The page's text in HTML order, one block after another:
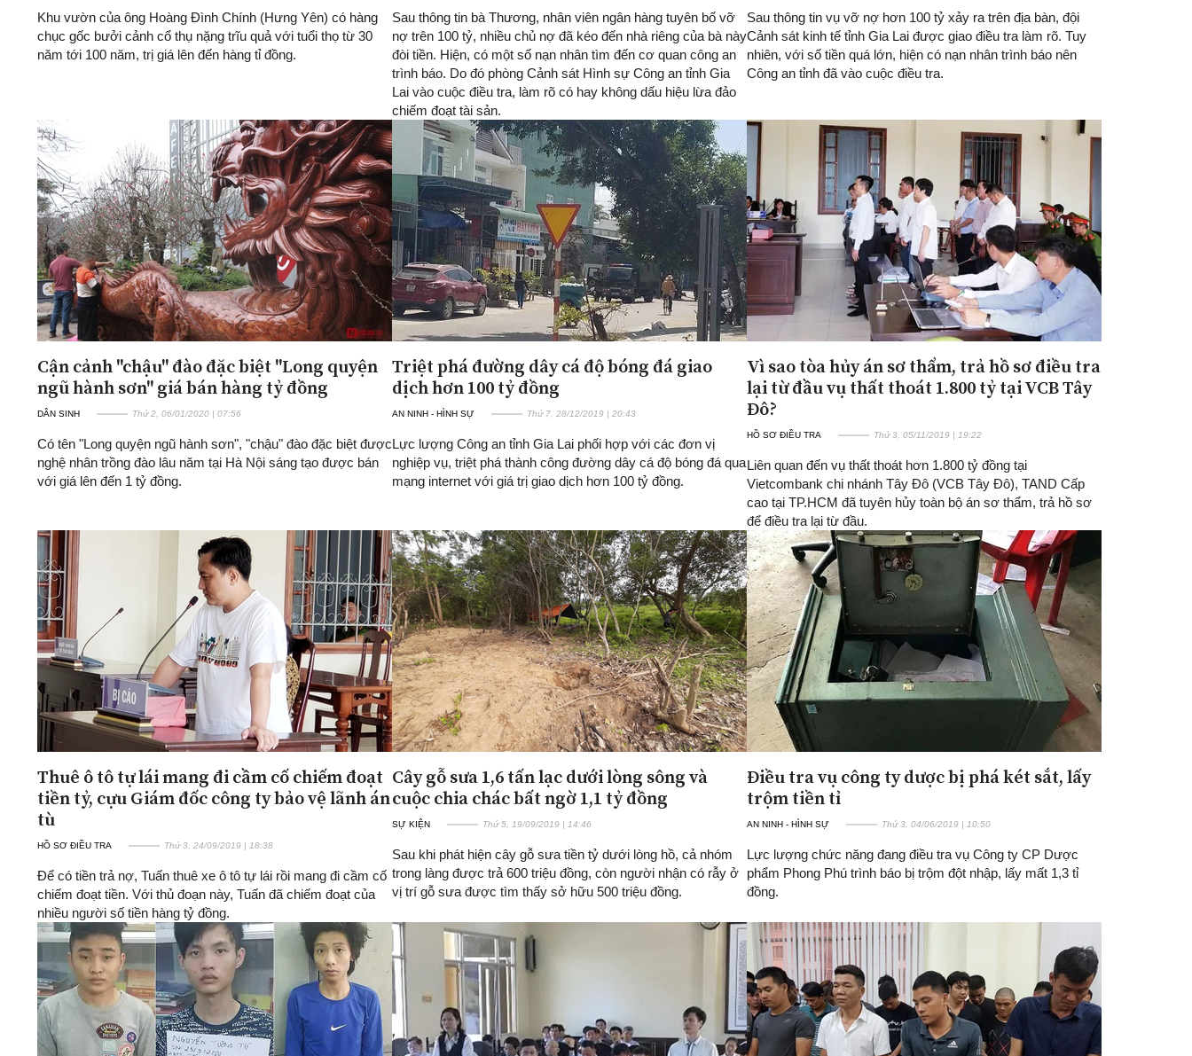
Khu vườn của ông Hoàng Đình Chính (Hưng Yên) có hàng
chục gốc bưởi cảnh cổ thụ nặng trĩu quả với tuổi thọ từ 30
năm tới 100 năm, trị giá lên đến hàng tỉ đồng.
Sau thông tin bà Thương, nhân viên ngân hàng tuyên bố vỡ
nợ trên 100 tỷ, nhiều chủ nợ đã kéo đến nhà riêng của bà này
đòi tiền. Hiện, có một số nạn nhân tìm đến cơ quan công an
trình báo. Do đó phòng Cảnh sát Hình sự Công an tỉnh Gia
Lai vào cuộc điều tra, làm rõ có hay không dấu hiệu lừa đảo
chiếm đoạt tài sản.
Sau thông tin vụ vỡ nợ hơn 100 tỷ xảy ra trên địa bàn, đội
Cảnh sát kinh tế tỉnh Gia Lai được giao điều tra làm rõ. Tuy
nhiên, với số tiền quá lớn, hiện có nạn nhân trình báo nên
Công an tỉnh đã vào cuộc điều tra.
Cận cảnh "chậu" đào đặc biệt "Long quyện
ngũ hành sơn" giá bán hàng tỷ đồng
DÂN SINH Thứ 2, 06/01/2020 | 07:56
Có tên "Long quyện ngũ hành sơn", "chậu" đào đặc biệt được
nghệ nhân trồng đào lâu năm tại Hà Nội sáng tạo được bán
với giá lên đến 1 tỷ đồng.
Triệt phá đường dây cá độ bóng đá giao
dịch hơn 100 tỷ đồng
AN NINH - HÌNH SỰ Thứ 7, 28/12/2019 | 20:43
Lực lượng Công an tỉnh Gia Lai phối hợp với các đơn vị
nghiệp vụ, triệt phá thành công đường dây cá độ bóng đá qua
mạng internet với giá trị giao dịch hơn 100 tỷ đồng.
Vì sao tòa hủy án sơ thẩm, trả hồ sơ điều tra
lại từ đầu vụ thất thoát 1.800 tỷ tại VCB Tây
Đô?
HỒ SƠ ĐIỀU TRA Thứ 3, 05/11/2019 | 19:22
Liên quan đến vụ thất thoát hơn 1.800 tỷ đồng tại
Vietcombank chi nhánh Tây Đô (VCB Tây Đô), TAND Cấp
cao tại TP.HCM đã tuyên hủy toàn bộ án sơ thẩm, trả hồ sơ
để điều tra lại từ đầu.
Thuê ô tô tự lái mang đi cầm cố chiếm đoạt
tiền tỷ, cựu Giám đốc công ty bảo vệ lãnh án
tù
HỒ SƠ ĐIỀU TRA Thứ 3, 24/09/2019 | 18:38
Để có tiền trả nợ, Tuấn thuê xe ô tô tự lái rồi mang đi cầm cố
chiếm đoạt tiền. Với thủ đoạn này, Tuấn đã chiếm đoạt của
nhiều người số tiền hàng tỷ đồng.
Cây gỗ sưa 1,6 tấn lạc dưới lòng sông và
cuộc chia chác bất ngờ 1,1 tỷ đồng
SỰ KIỆN Thứ 5, 19/09/2019 | 14:46
Sau khi phát hiện cây gỗ sưa tiền tỷ dưới lòng hồ, cả nhóm
trong làng được trả 600 triệu đồng, còn người nhận có rẫy ở
vị trí gỗ sưa được tìm thấy sở hữu 500 triệu đồng.
Điều tra vụ công ty dược bị phá két sắt, lấy
trộm tiền tỉ
AN NINH - HÌNH SỰ Thứ 3, 04/06/2019 | 10:50
Lực lượng chức năng đang điều tra vụ Công ty CP Dược
phẩm Phong Phú trình báo bị trộm đột nhập, lấy mất 1,3 tỉ
đồng.